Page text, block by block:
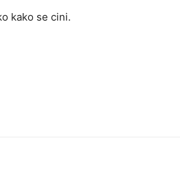
kako se cini.